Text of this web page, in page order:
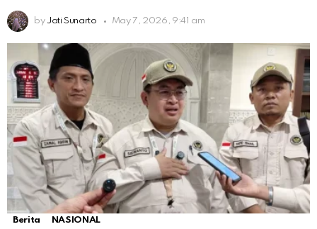
by Jati Sunarto May 7, 2026, 9:41 am
Berita NASIONAL